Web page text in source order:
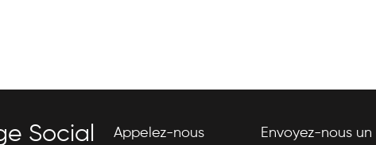
Social
Appelez-nous
Envoyez-nous un